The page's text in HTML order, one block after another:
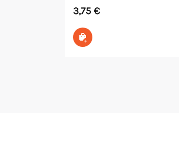
3,75€
In den Warenkorb